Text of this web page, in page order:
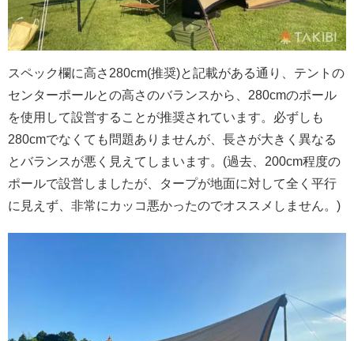
スペック欄に高さ280cm(推奨)と記載がある通り、テントの
センターポールとの高さのバランスから、280cmのポール
を使用して設営することが推奨されています。必ずしも
280cmでなくても問題ありませんが、長さが大きく異なる
とバランスが悪く見えてしまいます。(過去、200cm程度の
ポールで設営しましたが、タープが地面に対して全く平行
に見えず、非常にカッコ悪かったのでオススメしません。)